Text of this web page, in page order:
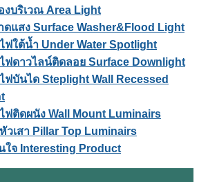
งบริเวณ Area Light
ดแสง Surface Washer&Flood Light
ฟใต้น้ำ Under Water Spotlight
ฟดาวไลน์ติดลอย Surface Downlight
ฟบันได Steplight Wall Recessed
ฟติดผนัง Wall Mount Luminairs
วเสา Pillar Top Luminairs
จ Interesting Product